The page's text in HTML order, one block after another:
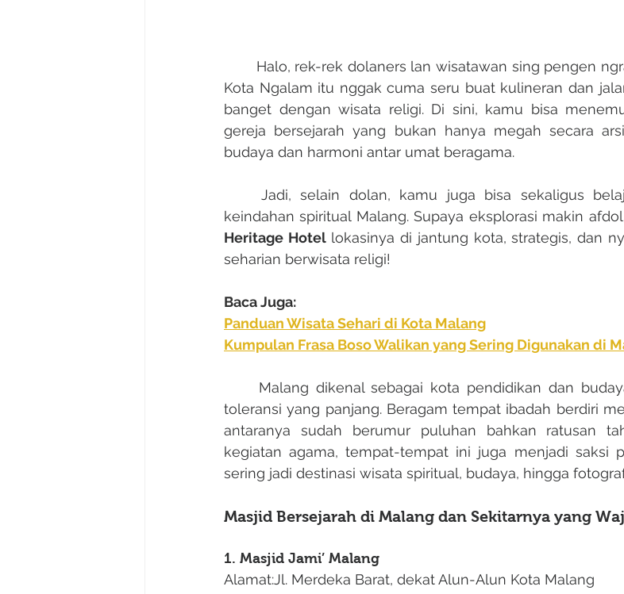
Kota Ngalam itu nggak cuma seru buat kulineran dan
banget dengan wisata religi. Di sini, kamu bisa
gereja bersejarah yang bukan hanya megah secara
budaya dan harmoni antar umat beragama.
keindahan spiritual Malang. Supaya eksplorasi makin
Heritage Hotel lokasinya di jantung kota, strategis, dan
seharian berwisata religi!
Baca Juga:
Panduan Wisata Sehari di Kota Malang
Kumpulan Frasa Boso Walikan yang Sering Digunakan di
toleransi yang panjang. Beragam tempat ibadah berdiri
antaranya sudah berumur puluhan bahkan ratusan
kegiatan agama, tempat-tempat ini juga menjadi saksi
sering jadi destinasi wisata spiritual, budaya, hingga
Masjid Bersejarah di Malang dan Sekitarnya yang
1. Masjid Jami’ Malang
Alamat:Jl. Merdeka Barat, dekat Alun-Alun Kota Malang